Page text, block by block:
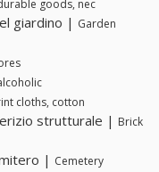
goods, nec
giardino | Garden
cloths, cotton
strutturale | Brick
| Cemetery